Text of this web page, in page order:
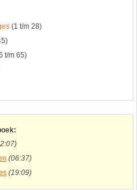
(1 t/m 28)
t/m 65)
(06:37)
(19:09)